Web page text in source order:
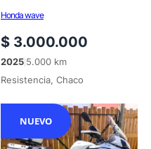
Honda wave
$ 3.000.000
2025 5.000 km
Resistencia, Chaco
NUEVO